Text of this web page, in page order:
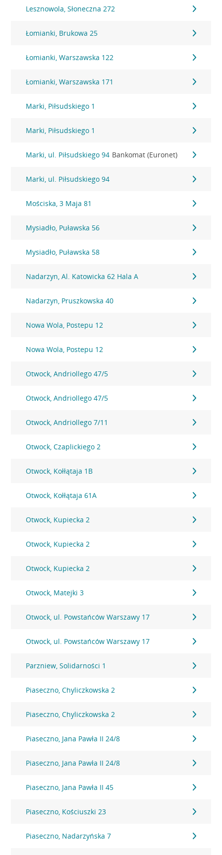
Lesznowola, Słoneczna 272
Łomianki, Brukowa 25
Łomianki, Warszawska 122
Łomianki, Warszawska 171
Marki, Piłsudskiego 1
Marki, Piłsudskiego 1
Marki, ul. Piłsudskiego 94 Bankomat (Euronet)
Marki, ul. Piłsudskiego 94
Mościska, 3 Maja 81
Mysiadło, Puławska 56
Mysiadło, Puławska 58
Nadarzyn, Al. Katowicka 62 Hala A
Nadarzyn, Pruszkowska 40
Nowa Wola, Postepu 12
Nowa Wola, Postepu 12
Otwock, Andriollego 47/5
Otwock, Andriollego 47/5
Otwock, Andriollego 7/11
Otwock, Czaplickiego 2
Otwock, Kołłątaja 1B
Otwock, Kołłątaja 61A
Otwock, Kupiecka 2
Otwock, Kupiecka 2
Otwock, Kupiecka 2
Otwock, Matejki 3
Otwock, ul. Powstańców Warszawy 17
Otwock, ul. Powstańców Warszawy 17
Parzniew, Solidarności 1
Piaseczno, Chyliczkowska 2
Piaseczno, Chyliczkowska 2
Piaseczno, Jana Pawła II 24/8
Piaseczno, Jana Pawła II 24/8
Piaseczno, Jana Pawła II 45
Piaseczno, Kościuszki 23
Piaseczno, Nadarzyńska 7